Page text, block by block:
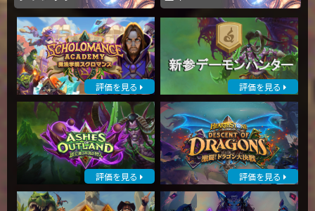
評価を見る 評価を見る
評価を見る 評価を見る